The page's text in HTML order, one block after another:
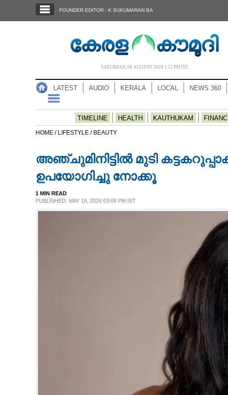
NOTIFIED NEWS
NEWS 360
CASE DIARY
FOUNDER EDITOR : K SUKUMARAN BA
SATURDAY, 08 AUGUST 2026 1.52 PM IST
LATEST AUDIO KERALA LOCAL NEWS 360
TIMELINE HEALTH KAUTHUKAM
HOME / LIFESTYLE / BEAUTY
അഞ്ചുമിനിട്ടിൽ മുടി
ഉപയോഗിച്ചു നോക്കൂ
1 MIN READ
PUBLISHED: MAY 19, 2026 03:08 PM IST